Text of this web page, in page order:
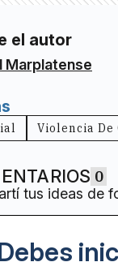
el autor
Marplatense
Violencia De
0
tus ideas de